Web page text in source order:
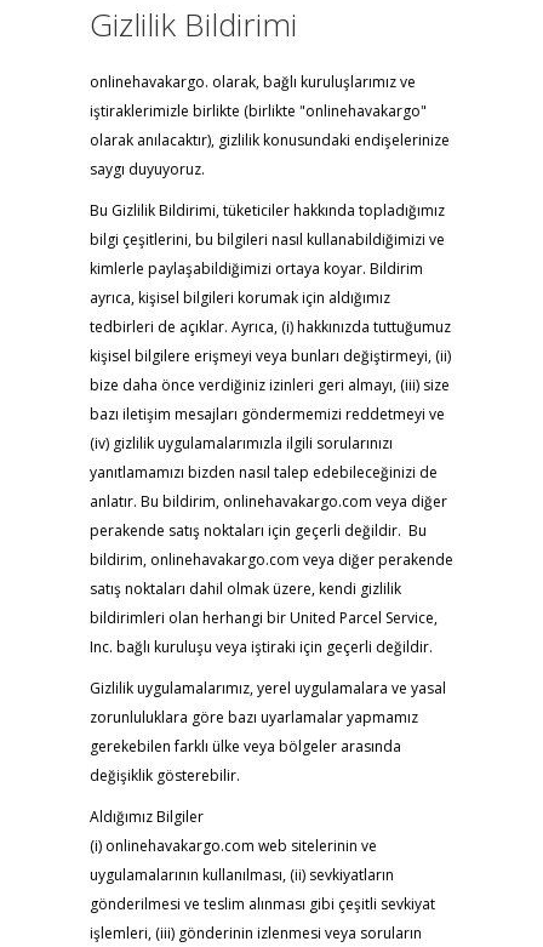
Gizlilik Bildirimi
onlinehavakargo. olarak, bağlı kuruluşlarımız ve
iştiraklerimizle birlikte (birlikte "onlinehavakargo"
olarak anılacaktır), gizlilik konusundaki endişelerinize
saygı duyuyoruz.
Bu Gizlilik Bildirimi, tüketiciler hakkında topladığımız
bilgi çeşitlerini, bu bilgileri nasıl kullanabildiğimizi ve
kimlerle paylaşabildiğimizi ortaya koyar. Bildirim
ayrıca, kişisel bilgileri korumak için aldığımız
tedbirleri de açıklar. Ayrıca, (i) hakkınızda tuttuğumuz
kişisel bilgilere erişmeyi veya bunları değiştirmeyi, (ii)
bize daha önce verdiğiniz izinleri geri almayı, (iii) size
bazı iletişim mesajları göndermemizi reddetmeyi ve
(iv) gizlilik uygulamalarımızla ilgili sorularınızı
yanıtlamamızı bizden nasıl talep edebileceğinizi de
anlatır. Bu bildirim, onlinehavakargo.com veya diğer
perakende satış noktaları için geçerli değildir. Bu
bildirim, onlinehavakargo.com veya diğer perakende
satış noktaları dahil olmak üzere, kendi gizlilik
bildirimleri olan herhangi bir United Parcel Service,
Inc. bağlı kuruluşu veya iştiraki için geçerli değildir.
Gizlilik uygulamalarımız, yerel uygulamalara ve yasal
zorunluluklara göre bazı uyarlamalar yapmamız
gerekebilen farklı ülke veya bölgeler arasında
değişiklik gösterebilir.
Aldığımız Bilgiler
(i) onlinehavakargo.com web sitelerinin ve
uygulamalarının kullanılması, (ii) sevkiyatların
gönderilmesi ve teslim alınması gibi çeşitli sevkiyat
işlemleri, (iii) gönderinin izlenmesi veya soruların